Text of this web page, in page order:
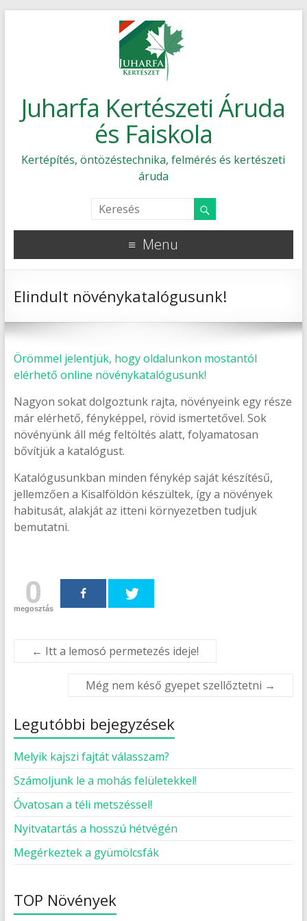
Juharfa Kertészeti Áruda
és Faiskola
Kertépítés, öntözéstechnika, felmérés és kertészeti
áruda
Menu
Elindult növénykatalógusunk!
Örömmel jelentjük, hogy oldalunkon mostantól
elérhető online növénykatalógusunk!
Nagyon sokat dolgoztunk rajta, növényeink egy része
már elérhető, fényképpel, rövid ismertetővel. Sok
növényünk áll még feltöltés alatt, folyamatosan
bővítjük a katalógust.
Katalógusunkban minden fénykép saját készítésű,
jellemzően a Kisalföldön készültek, így a növények
habitusát, alakját az itteni környezetben tudjuk
bemutatni.
0
megosztás
← Itt a lemosó permetezés ideje!
Még nem késő gyepet szellőztetni →
Legutóbbi bejegyzések
Melyik kajszi fajtát válasszam?
Számoljunk le a mohás felületekkel!
Óvatosan a téli metszéssel!
Nyitvatartás a hosszú hétvégén
Megérkeztek a gyümölcsfák
TOP Növények